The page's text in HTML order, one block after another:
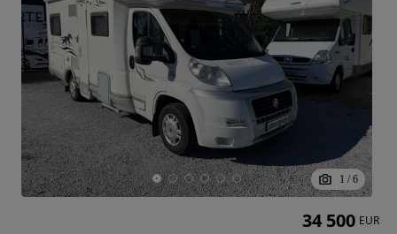
1 / 6
34 500 EUR